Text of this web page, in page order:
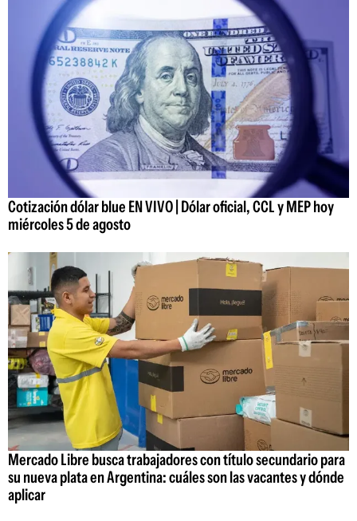
Cotización dólar blue EN VIVO | Dólar oficial, CCL y MEP hoy
miércoles 5 de agosto
Mercado Libre busca trabajadores con título secundario para
su nueva plata en Argentina: cuáles son las vacantes y dónde
aplicar